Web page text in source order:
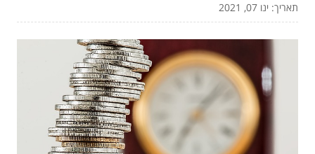
תאריך: ינו 07, 2021